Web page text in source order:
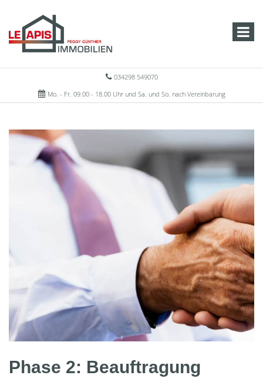
034298 549070
Mo. - Fr. 09.00 - 18.00 Uhr und Sa. und So. nach Vereinbarung
Phase 2: Beauftragung